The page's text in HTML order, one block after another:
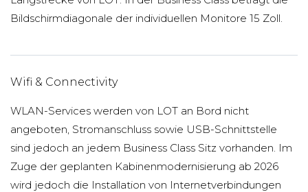
Bildschirmdiagonale der individuellen Monitore 15 Zoll.
Wifi & Connectivity
WLAN-Services werden von LOT an Bord nicht
angeboten, Stromanschluss sowie USB-Schnittstelle
sind jedoch an jedem Business Class Sitz vorhanden. Im
Zuge der geplanten Kabinenmodernisierung ab 2026
wird jedoch die Installation von Internetverbindungen